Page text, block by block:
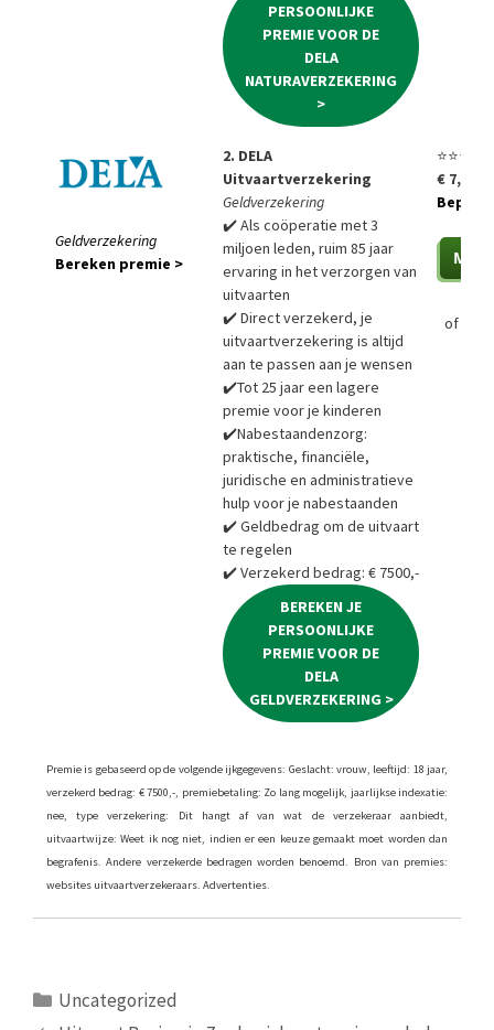
PERSOONLIJKE
PREMIE VOOR DE
DELA
NATURAVERZEKERING
>
Geldverzekering
Bereken premie >
2. DELA
Uitvaartverzekering
Geldverzekering
✔️ Als coöperatie met 3
miljoen leden, ruim 85 jaar
ervaring in het verzorgen van
uitvaarten
✔️ Direct verzekerd, je
uitvaartverzekering is altijd
aan te passen aan je wensen
✔️Tot 25 jaar een lagere
premie voor je kinderen
✔️Nabestaandenzorg:
praktische, financiële,
juridische en administratieve
hulp voor je nabestaanden
✔️ Geldbedrag om de uitvaart
te regelen
✔️ Verzekerd bedrag: € 7500,-
BEREKEN JE
PERSOONLIJKE
PREMIE VOOR DE
DELA
GELDVERZEKERING >
⭐⭐⭐⭐⭐
€ 7,85
Bepaal
of
Premie is gebaseerd op de volgende ijkgegevens: Geslacht: vrouw, leeftijd: 18 jaar,
verzekerd bedrag: € 7500,-, premiebetaling: Zo lang mogelijk, jaarlijkse indexatie:
nee, type verzekering: Dit hangt af van wat de verzekeraar aanbiedt,
uitvaartwijze: Weet ik nog niet, indien er een keuze gemaakt moet worden dan
begrafenis. Andere verzekerde bedragen worden benoemd. Bron van premies:
websites uitvaartverzekeraars. Advertenties.
Categorieën
Uncategorized